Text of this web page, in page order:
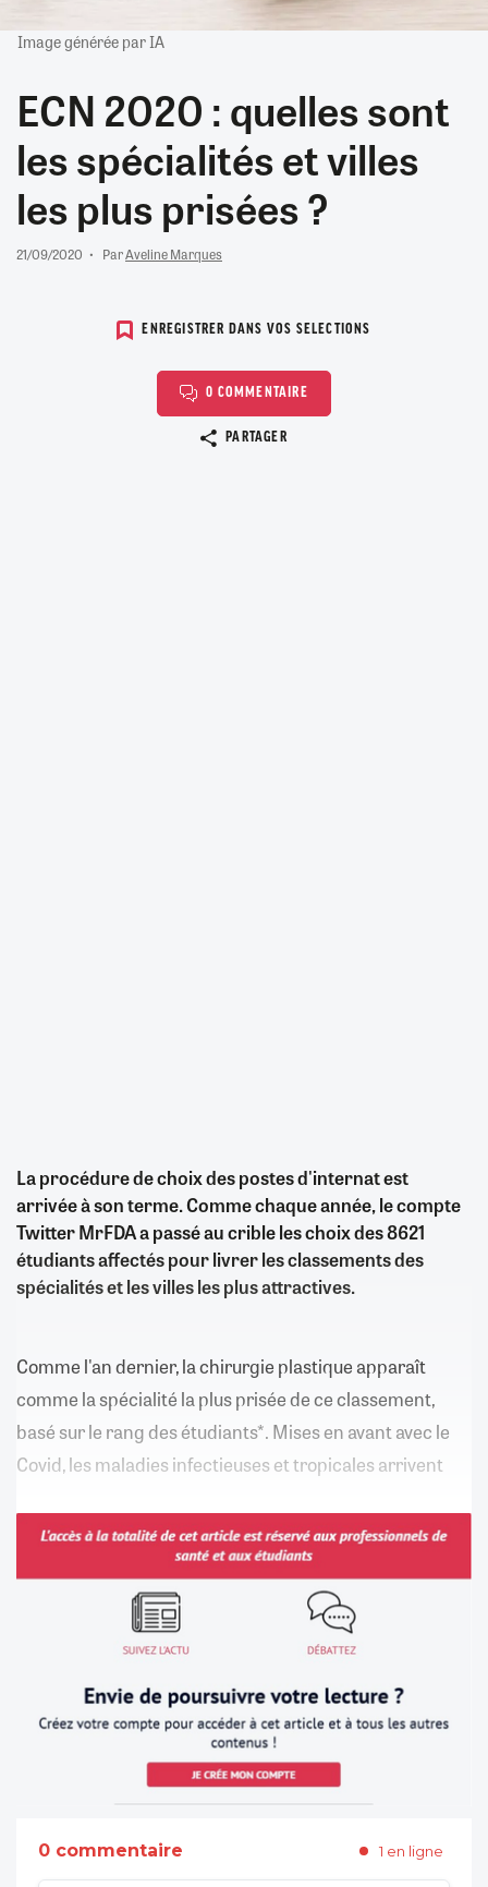
Image générée par IA
ECN 2020 : quelles sont
les spécialités et villes
les plus prisées ?
21/09/2020 ParAveline Marques
ENREGISTRER DANS VOS SELECTIONS
0 COMMENTAIRE
PARTAGER
La procédure de choix des postes d'internat est
arrivée à son terme. Comme chaque année, le compte
Twitter MrFDA a passé au crible les choix des 8621
étudiants affectés pour livrer les classements des
spécialités et les villes les plus attractives.
Comme l'an dernier, la chirurgie plastique apparaît
comme la spécialité la plus prisée de ce classement,
basé sur le rang des étudiants*. Mises en avant avec le
Covid, les maladies infectieuses et tropicales arrivent
0 commentaire 1 en ligne